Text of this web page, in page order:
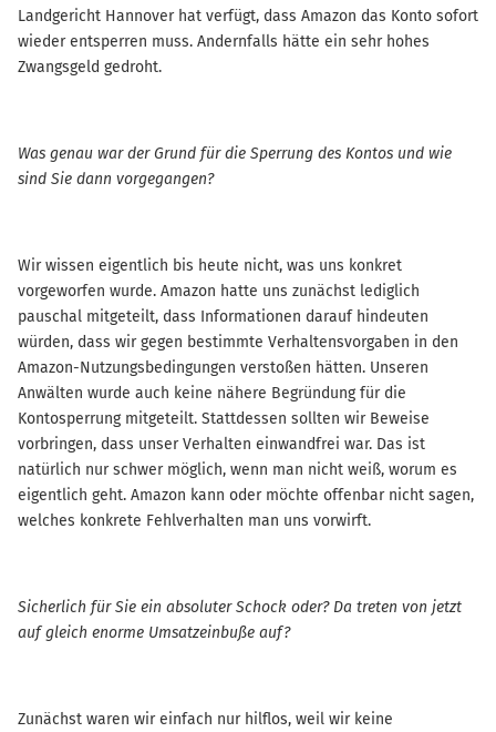
Landgericht Hannover hat verfügt, dass Amazon das Konto sofort
wieder entsperren muss. Andernfalls hätte ein sehr hohes
Zwangsgeld gedroht.
Was genau war der Grund für die Sperrung des Kontos und wie
sind Sie dann vorgegangen?
Wir wissen eigentlich bis heute nicht, was uns konkret
vorgeworfen wurde. Amazon hatte uns zunächst lediglich
pauschal mitgeteilt, dass Informationen darauf hindeuten
würden, dass wir gegen bestimmte Verhaltensvorgaben in den
Amazon-Nutzungsbedingungen verstoßen hätten. Unseren
Anwälten wurde auch keine nähere Begründung für die
Kontosperrung mitgeteilt. Stattdessen sollten wir Beweise
vorbringen, dass unser Verhalten einwandfrei war. Das ist
natürlich nur schwer möglich, wenn man nicht weiß, worum es
eigentlich geht. Amazon kann oder möchte offenbar nicht sagen,
welches konkrete Fehlverhalten man uns vorwirft.
Sicherlich für Sie ein absoluter Schock oder? Da treten von jetzt
auf gleich enorme Umsatzeinbuße auf?
Zunächst waren wir einfach nur hilflos, weil wir keine